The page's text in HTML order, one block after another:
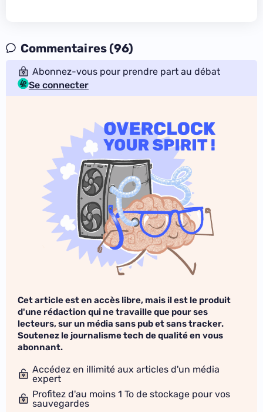
Commentaires (96)
Abonnez-vous pour prendre part au débat
Se connecter
Cet article est en accès libre, mais il est le produit
d'une rédaction qui ne travaille que pour ses
lecteurs, sur un média sans pub et sans tracker.
Soutenez le journalisme tech de qualité en vous
abonnant.
Accédez en illimité aux articles d'un média
expert
Profitez d'au moins 1 To de stockage pour vos
sauvegardes